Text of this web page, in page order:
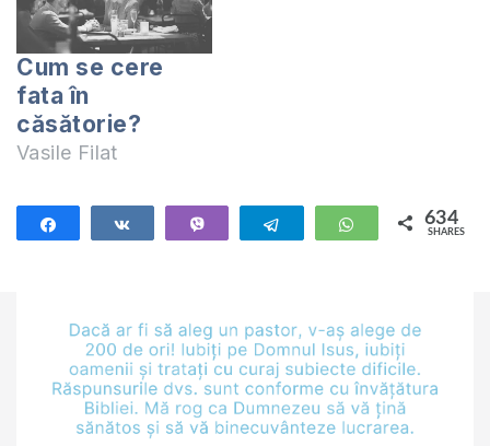
Cum se cere
fata în
căsătorie?
Vasile Filat
Telegram WhatsApp
634
SHARES